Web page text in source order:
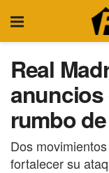
Real
anuncios
rumbo
Dos
fortalecer su